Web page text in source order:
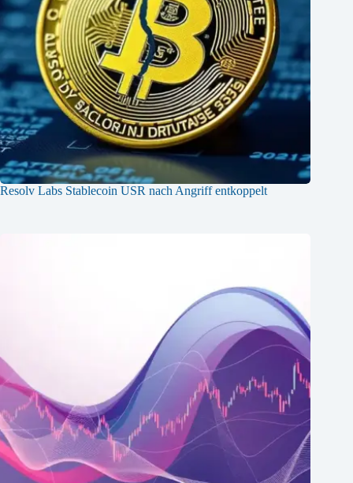
Resolv Labs Stablecoin USR nach Angriff entkoppelt